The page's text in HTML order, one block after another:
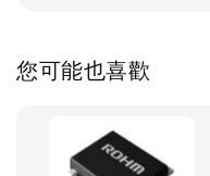
您可能也喜歡